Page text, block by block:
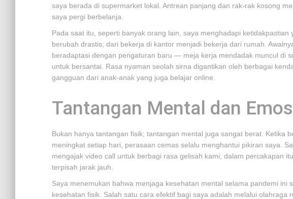
saya berada di supermarket lokal. Antrean panjang dan rak-rak kosong
saya pergi berbelanja.
Pada saat itu, seperti banyak orang lain, saya menghadapi ketidakpastian
berubah drastis; dari bekerja di kantor menjadi bekerja dari rumah.
beradaptasi dengan pengaturan baru — meja kerja mendadak muncul di
untuk bersantai. Rasa nyaman seolah sirna digantikan oleh berbagai
gangguan dari anak-anak yang juga belajar online.
Tantangan Mental dan
Bukan hanya tantangan fisik; tantangan mental juga sangat berat. Ketika
meningkat setiap hari, perasaan cemas selalu menghantui pikiran saya.
mengajak video call untuk berbagi rasa gelisah kami; dalam percakapan
terpisah jarak jauh.
Saya menemukan bahwa menjaga kesehatan mental selama pandemi ini
kesehatan fisik. Salah satu cara efektif bagi saya adalah melalui